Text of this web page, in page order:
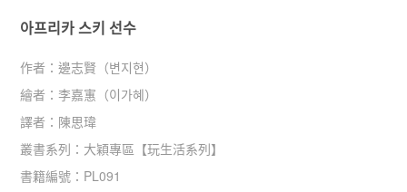
아프리카 스키 선수
作者：邊志賢（변지현）
繪者：李嘉寭（이가혜）
譯者： 陳思瑋
叢書系列： 大穎專區 【玩生活系列】
書籍編號： PL091